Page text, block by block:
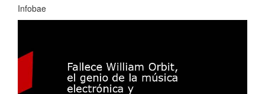
Infobae